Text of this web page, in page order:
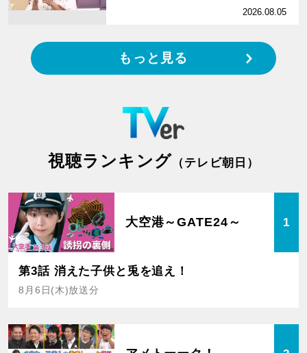
2026.08.05
もっと見る
視聴ランキング （テレビ朝日）
大空港～GATE24～ 1
第3話 消えた子供と兎を追え！
8月6日(木)放送分